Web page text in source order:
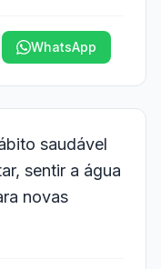
WhatsApp
saudável
sentir a água
novas